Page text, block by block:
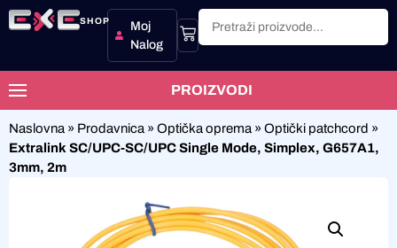
SHOP
Moj
Nalog
PROIZVODI
Naslovna » Prodavnica » Optička oprema » Optički patchcord »
Extralink SC/UPC-SC/UPC Single Mode, Simplex, G657A1,
3mm, 2m